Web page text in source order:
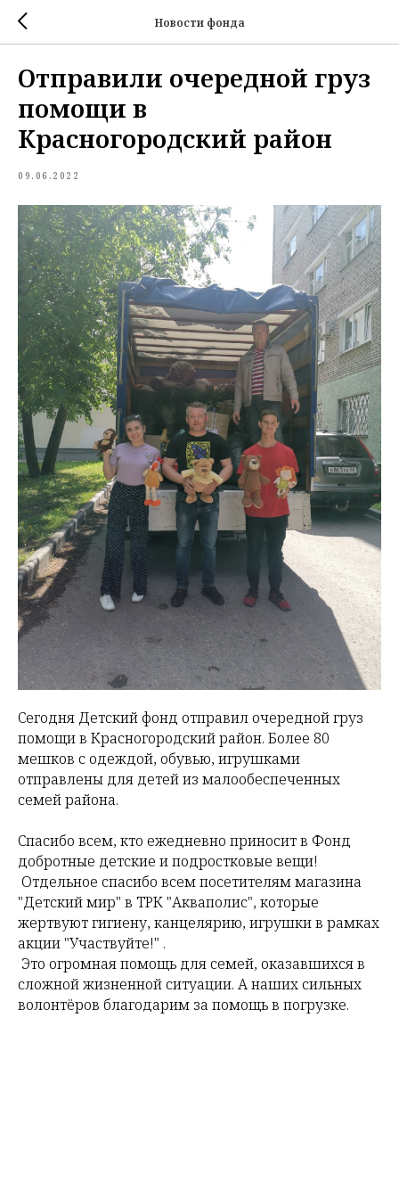
Новости фонда
Отправили очередной груз
помощи в
Красногородский район
09.06.2022
Сегодня Детский фонд отправил очередной груз
помощи в Красногородский район. Более 80
мешков с одеждой, обувью, игрушками
отправлены для детей из малообеспеченных
семей района.
Спасибо всем, кто ежедневно приносит в Фонд
добротные детские и подростковые вещи!
Отдельное спасибо всем посетителям магазина
"Детский мир" в ТРК "Акваполис", которые
жертвуют гигиену, канцелярию, игрушки в рамках
акции "Участвуйте!" .
Это огромная помощь для семей, оказавшихся в
сложной жизненной ситуации. А наших сильных
волонтёров благодарим за помощь в погрузке.